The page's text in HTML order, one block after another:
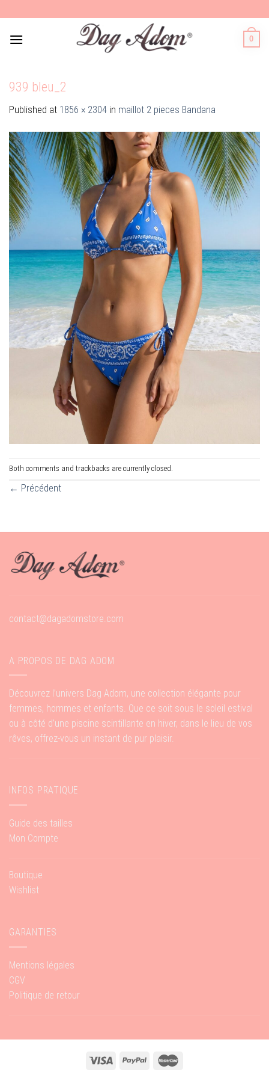
to
content
0
939 bleu_2
Published at 1856 × 2304 in maillot 2 pieces Bandana
Both comments and trackbacks are currently closed.
← Précédent
contact@dagadomstore.com
A PROPOS DE DAG ADOM
Découvrez l’univers Dag Adom, une collection élégante pour
femmes, hommes et enfants. Que ce soit sous le soleil estival
ou à côté d’une piscine scintillante en hiver, dans le lieu de vos
rêves, offrez-vous un instant de pur plaisir.
INFOS PRATIQUE
Guide des tailles
Mon Compte
Boutique
Wishlist
GARANTIES
Mentions légales
CGV
Politique de retour